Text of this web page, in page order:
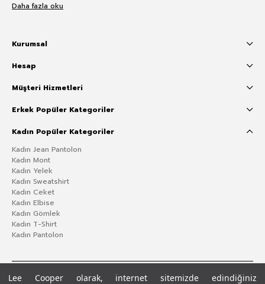
Lee Cooper olarak, internet sitemizde edindiğiniz
Daha fazla oku
Kurumsal
Hesap
Müşteri Hizmetleri
Erkek Popüler Kategoriler
Kadın Popüler Kategoriler
Kadın Jean Pantolon
Kadın Mont
Kadın Yelek
Kadın Sweatshirt
Kadın Ceket
Kadın Elbise
Kadın Gömlek
Kadın T-Shirt
Kadın Pantolon